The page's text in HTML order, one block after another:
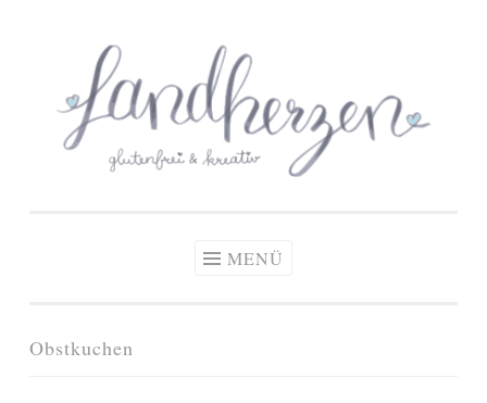
springen
Zöliakie, glutenfreie Ernährung
MENÜ
Obstkuchen